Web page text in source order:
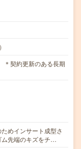
＊契約更新のある長期
めインサート成型さ
ム先端のキズをチ…